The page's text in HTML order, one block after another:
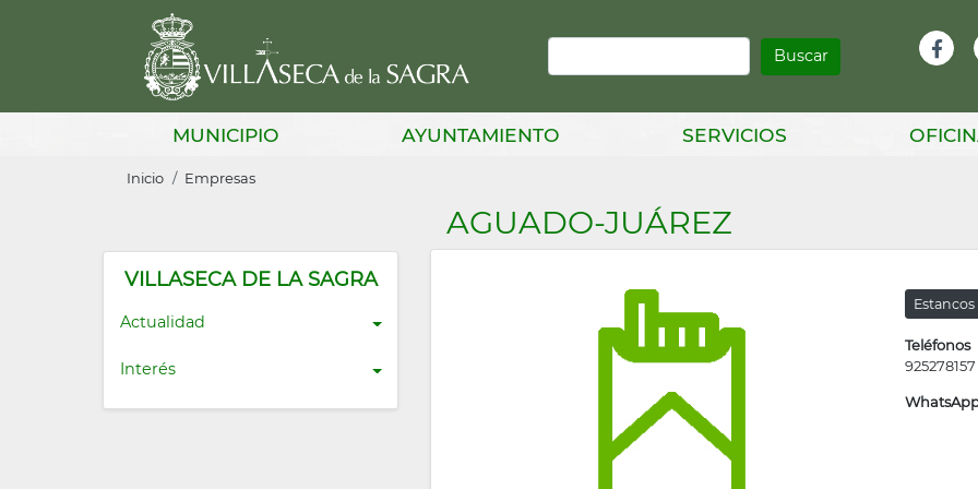
Buscar
MUNICIPIO AYUNTAMIENTO SERVICIOS
Sobrescribir
de
ayuda
a
la
Inicio Empresas
VILLASECA DE LA SAGRA
Actualidad
Interés
AGUADO-JUÁREZ
Estancos
Teléfonos
925278157